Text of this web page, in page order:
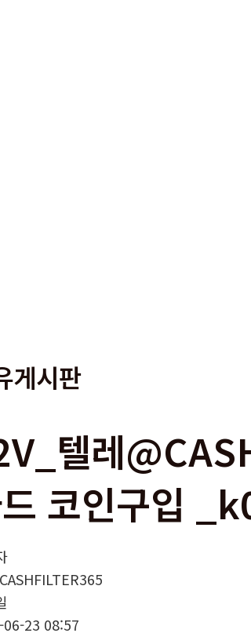
게시판
텔레
코인구입
06-23 08:57